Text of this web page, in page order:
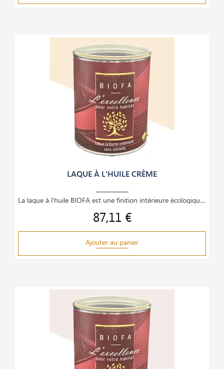
LAQUE À L'HUILE CRÈME
La laque à l’huile BIOFA est une finition intérieure écologique et haut de gamme, idéale pour le
Prix
87,11 €
Ajouter au panier